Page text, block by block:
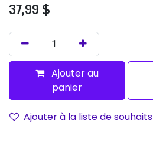
37,99 $
Ajouter au
panier
Ajouter à la liste de souhaits